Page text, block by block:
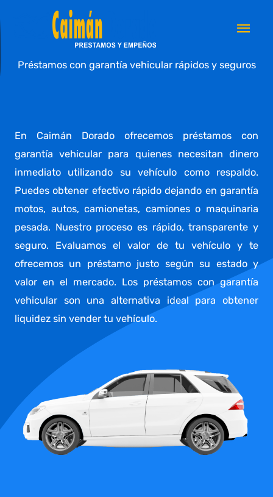
to
Préstamos con garantía vehicular rápidos y seguros
En Caimán Dorado ofrecemos préstamos con
garantía vehicular para quienes necesitan dinero
inmediato utilizando su vehículo como respaldo.
Puedes obtener efectivo rápido dejando en garantía
motos, autos, camionetas, camiones o maquinaria
pesada. Nuestro proceso es rápido, transparente y
seguro. Evaluamos el valor de tu vehículo y te
ofrecemos un préstamo justo según su estado y
valor en el mercado. Los préstamos con garantía
vehicular son una alternativa ideal para obtener
liquidez sin vender tu vehículo.